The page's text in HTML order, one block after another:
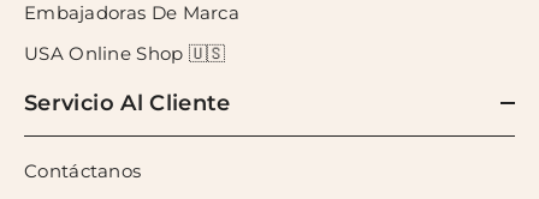
Embajadoras De Marca
USA Online Shop 🇺🇸
Servicio Al Cliente
Contáctanos